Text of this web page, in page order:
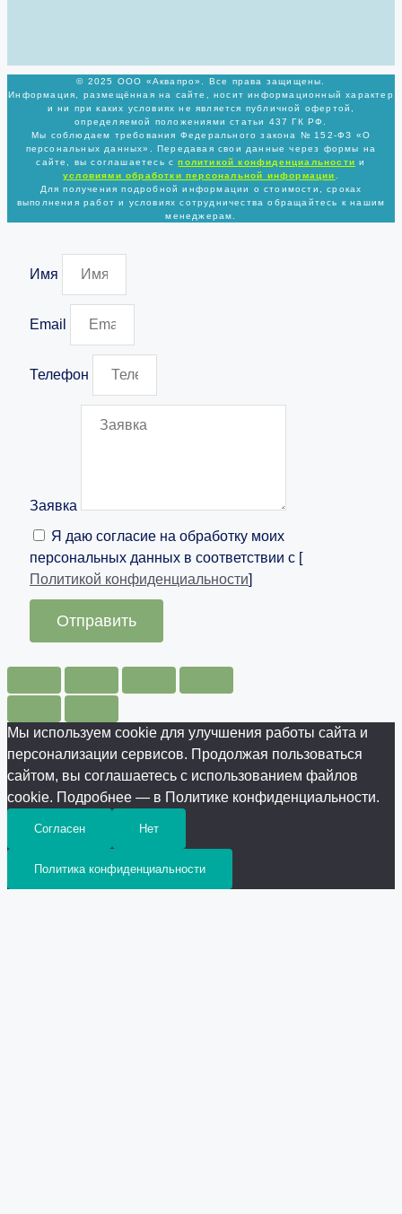
© 2025 ООО «Аквапро». Все права защищены.
Информация, размещённая на сайте, носит информационный характер
и ни при каких условиях не является публичной офертой,
определяемой положениями статьи 437 ГК РФ.
Мы соблюдаем требования Федерального закона № 152-ФЗ «О
персональных данных». Передавая свои данные через формы на
сайте, вы соглашаетесь сполитикойконфиденциальности и
условиями обработки персональной информации
Для получения подробной информации о стоимости, сроках
выполнения работ и условиях сотрудничества обращайтесь к нашим
менеджерам.
Имя
Email
Телефон
Заявка
Я даю согласие на обработку моих
персональных данных в соответствии с [
Политикой конфиденциальности]
Отправить
Мы используем cookie для улучшения работы сайта и
персонализации сервисов. Продолжая пользоваться
сайтом, вы соглашаетесь с использованием файлов
cookie. Подробнее — в Политике конфиденциальности.
Согласен Нет
Политика конфиденциальности